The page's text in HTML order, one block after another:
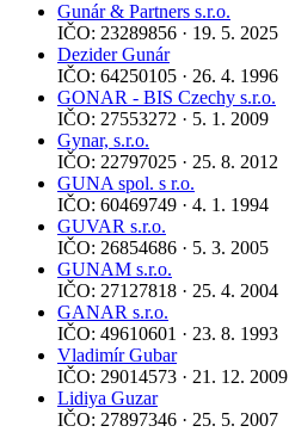
Gunár & Partners s.r.o.
IČO: 23289856 · 19. 5. 2025
Dezider Gunár
IČO: 64250105 · 26. 4. 1996
GONAR - BIS Czechy s.r.o.
IČO: 27553272 · 5. 1. 2009
Gynar, s.r.o.
IČO: 22797025 · 25. 8. 2012
GUNA spol. s r.o.
IČO: 60469749 · 4. 1. 1994
GUVAR s.r.o.
IČO: 26854686 · 5. 3. 2005
GUNAM s.r.o.
IČO: 27127818 · 25. 4. 2004
GANAR s.r.o.
IČO: 49610601 · 23. 8. 1993
Vladimír Gubar
IČO: 29014573 · 21. 12. 2009
Lidiya Guzar
IČO: 27897346 · 25. 5. 2007